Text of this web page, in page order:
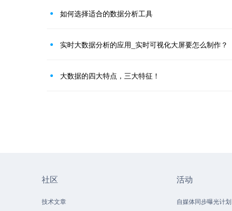
如何选择适合的数据分析工具
实时大数据分析的应用_实时可视化大屏要怎么制作？
大数据的四大特点，三大特征！
社区
技术文章
活动
自媒体同步曝光计划